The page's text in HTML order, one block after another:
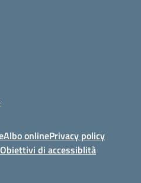
Albo onlinePrivacy policy
Obiettivi di accessiblità